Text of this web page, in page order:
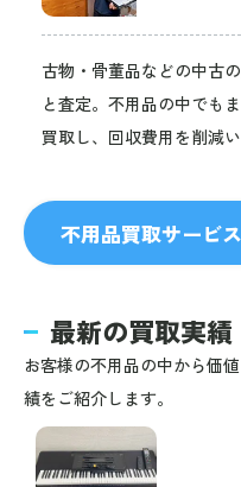
古物・骨董品などの中古
と査定。不用品の中でも
買取し、回収費用を削減い
不用品買取サービス
最新の買取実績
お客様の不用品の中から価
績をご紹介します。